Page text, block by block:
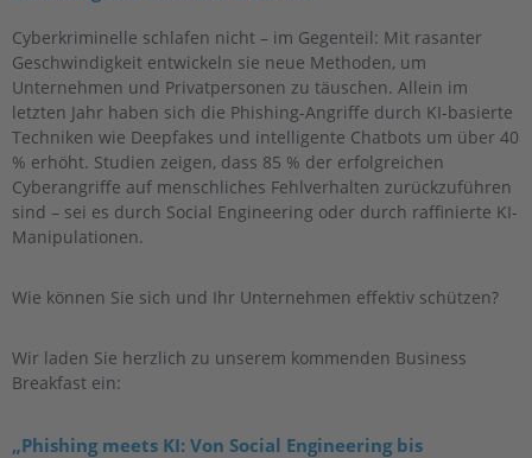
Cyberkriminelle schlafen nicht – im Gegenteil: Mit rasanter
Geschwindigkeit entwickeln sie neue Methoden, um
Unternehmen und Privatpersonen zu täuschen. Allein im
letzten Jahr haben sich die Phishing-Angriffe durch KI-basierte
Techniken wie Deepfakes und intelligente Chatbots um über 40
% erhöht. Studien zeigen, dass 85 % der erfolgreichen
Cyberangriffe auf menschliches Fehlverhalten zurückzuführen
sind – sei es durch Social Engineering oder durch raffinierte KI-
Manipulationen.
Wie können Sie sich und Ihr Unternehmen effektiv schützen?
Wir laden Sie herzlich zu unserem kommenden Business
Breakfast ein:
„Phishing meets KI: Von Social Engineering bis